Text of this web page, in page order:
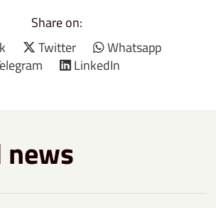
Share on:
Twitter
Whatsapp
LinkedIn
news